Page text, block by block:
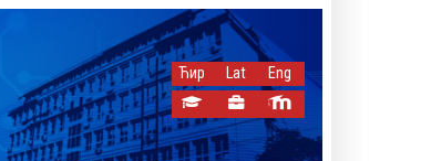
Ћир Lat Eng